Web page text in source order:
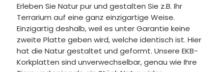
Erleben Sie Natur pur und gestalten Sie z.B. Ihr
Terrarium auf eine ganz einzigartige Weise.
Einzigartig deshalb, weil es unter Garantie keine
zweite Platte geben wird, welche identisch ist. Hier
hat die Natur gestaltet und geformt. Unsere EKB-
Korkplatten sind unverwechselbar, genau wie Ihre